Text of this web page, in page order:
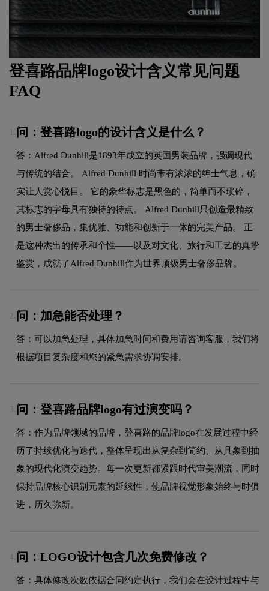
登喜路品牌logo设计含义常见问题
FAQ
问：登喜路logo的设计含义是什么？
答：Alfred Dunhill是1893年成立的英国男装品牌，强调现代
与传统的结合。 Alfred Dunhill 时尚带有浓浓的绅士气息，确
实让人赏心悦目。 它的豪华标志是黑色的，简单而不琐碎，
其标志的字母具有独特的特点。 Alfred Dunhill只创造最精致
的男士奢侈品，集优雅、功能和创新于一体的完美产品。 正
是这种杰出的传承和个性——以及对文化、旅行和工艺的真挚
鉴赏，成就了Alfred Dunhill作为世界顶级男士奢侈品牌。
2. 问：加急能否处理？
答：可以加急处理，具体加急时间和费用请咨询客服，我们将
根据项目复杂度和您的紧急需求协调安排。
3. 问：登喜路品牌logo有过演变吗？
答：作为品牌领域的品牌，登喜路的品牌logo在发展过程中经
历了持续优化与迭代，整体呈现出从复杂到简约、从具象到抽
象的现代化演变趋势。每一次更新都紧跟时代审美潮流，同时
保持品牌核心识别元素的延续性，使品牌视觉形象始终与时俱
进，历久弥新。
4. 问：LOGO设计包含几次免费修改？
答：具体修改次数依据合同约定执行，我们会在设计过程中与